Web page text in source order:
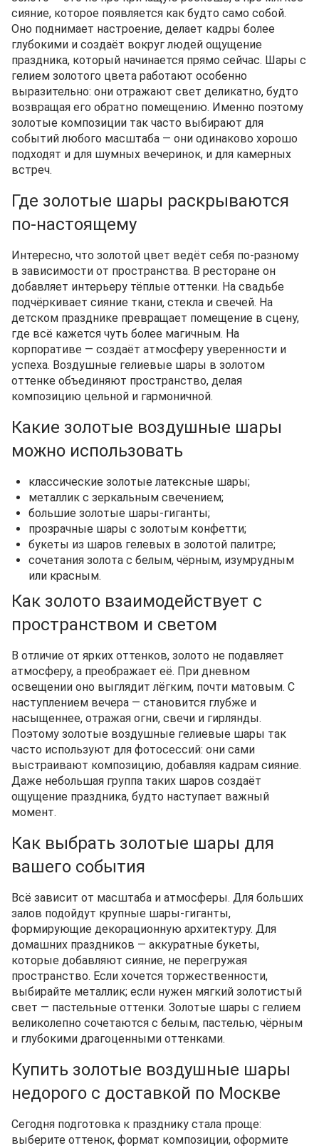
сияние, которое появляется как будто само собой.
Оно поднимает настроение, делает кадры более
глубокими и создаёт вокруг людей ощущение
праздника, который начинается прямо сейчас. Шары с
гелием золотого цвета работают особенно
выразительно: они отражают свет деликатно, будто
возвращая его обратно помещению. Именно поэтому
золотые композиции так часто выбирают для
событий любого масштаба — они одинаково хорошо
подходят и для шумных вечеринок, и для камерных
встреч.
Где золотые шары раскрываются
по-настоящему
Интересно, что золотой цвет ведёт себя по-разному
в зависимости от пространства. В ресторане он
добавляет интерьеру тёплые оттенки. На свадьбе
подчёркивает сияние ткани, стекла и свечей. На
детском празднике превращает помещение в сцену,
где всё кажется чуть более магичным. На
корпоративе — создаёт атмосферу уверенности и
успеха. Воздушные гелиевые шары в золотом
оттенке объединяют пространство, делая
композицию цельной и гармоничной.
Какие золотые воздушные шары
можно использовать
классические золотые латексные шары;
металлик с зеркальным свечением;
большие золотые шары-гиганты;
прозрачные шары с золотым конфетти;
букеты из шаров гелевых в золотой палитре;
сочетания золота с белым, чёрным, изумрудным
или красным.
Как золото взаимодействует с
пространством и светом
В отличие от ярких оттенков, золото не подавляет
атмосферу, а преображает её. При дневном
освещении оно выглядит лёгким, почти матовым. С
наступлением вечера — становится глубже и
насыщеннее, отражая огни, свечи и гирлянды.
Поэтому золотые воздушные гелиевые шары так
часто используют для фотосессий: они сами
выстраивают композицию, добавляя кадрам сияние.
Даже небольшая группа таких шаров создаёт
ощущение праздника, будто наступает важный
момент.
Как выбрать золотые шары для
вашего события
Всё зависит от масштаба и атмосферы. Для больших
залов подойдут крупные шары-гиганты,
формирующие декорационную архитектуру. Для
домашних праздников — аккуратные букеты,
которые добавляют сияние, не перегружая
пространство. Если хочется торжественности,
выбирайте металлик; если нужен мягкий золотистый
свет — пастельные оттенки. Золотые шары с гелием
великолепно сочетаются с белым, пастелью, чёрным
и глубокими драгоценными оттенками.
Купить золотые воздушные шары
недорого с доставкой по Москве
Сегодня подготовка к празднику стала проще:
выберите оттенок, формат композиции, оформите